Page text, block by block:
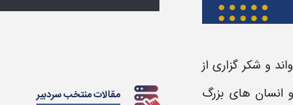
و شکر گزاری از
و انسان های بزرگ
مقالات منتخب سردبیر